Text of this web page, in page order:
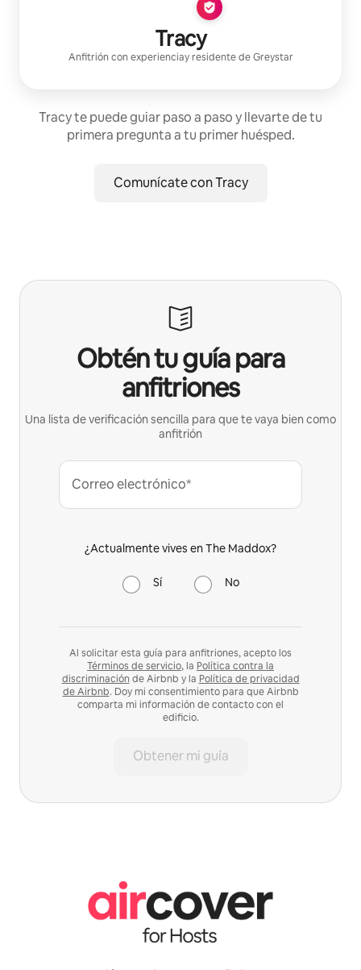
Tracy
Anfitrión con experienciay residente deGreystar
Tracy te puede guiar paso a paso y llevarte de tu
primera pregunta a tu primer huésped.
Comunícate con Tracy
Obtén tu guía para
anfitriones
Una lista de verificación sencilla para que te vaya bien como
anfitrión
Correo electrónico*
¿Actualmente vives en The Maddox?
Sí No
Al solicitar esta guía para anfitriones, acepto los
Términos de servicio, la Política contra la
discriminación de Airbnb y la Política de privacidad
de Airbnb. Doy mi consentimiento para que Airbnb
comparta mi información de contacto con el
edificio.
Obtener mi guía